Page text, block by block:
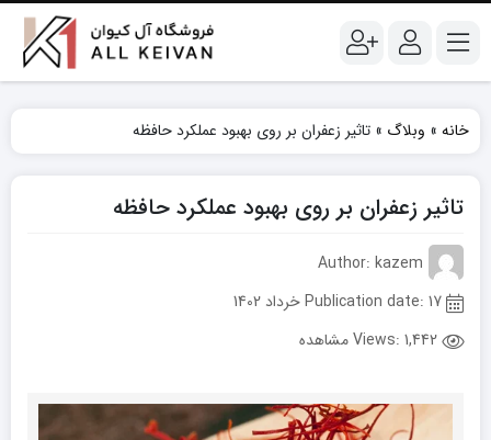
خانه » وبلاگ » تاثیر زعفران بر روی بهبود عملکرد حافظه
تاثیر زعفران بر روی بهبود عملکرد حافظه
Author: kazem
1,442 مشاهده